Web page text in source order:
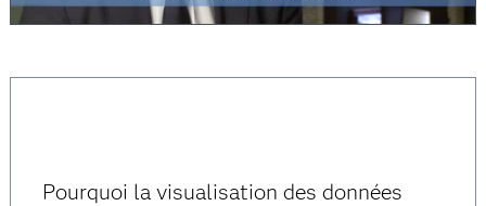
Pourquoi la visualisation des données